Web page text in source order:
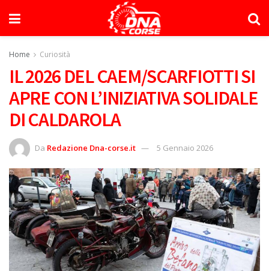
Home Curiosità
IL 2026 DEL CAEM/SCARFIOTTI SI
APRE CON L’INIZIATIVA SOLIDALE
DI CALDAROLA
Da Redazione Dna-corse.it 5 Gennaio 2026